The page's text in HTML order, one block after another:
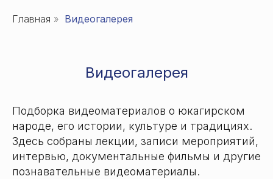
Главная » Видеогалерея
Видеогалерея
Подборка видеоматериалов о юкагирском
народе, его истории, культуре и традициях.
Здесь собраны лекции, записи мероприятий,
интервью, документальные фильмы и другие
познавательные видеоматериалы.